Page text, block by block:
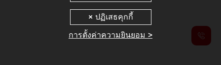
การตั้งค่าความยินยอม >